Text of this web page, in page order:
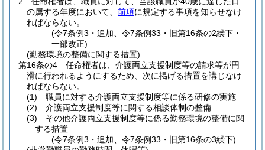
の属する年度において、 前項に規定する事項を知らせなけ
ればならない。
(令7条例3・追加、令7条例33・旧第16条の2繰下・
一部改正)
(勤務環境の整備に関する措置)
第16条の4
任命権者は、介護両立支援制度等の請求等が円
滑に行われるようにするため、次に掲げる措置を講じなけ
ればならない。
(1)
職員に対する介護両立支援制度等に係る研修の実施
(2)
介護両立支援制度等に関する相談体制の整備
(3)
その他介護両立支援制度等に係る勤務環境の整備に関
する措置
(令7条例3・追加、令7条例33・旧第16条の3繰下)